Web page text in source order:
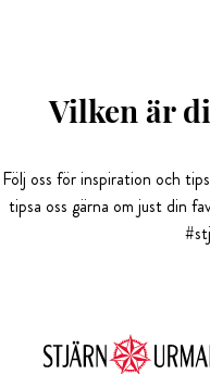
Vilken är
Följ oss för inspiration och
tipsa oss gärna om just din